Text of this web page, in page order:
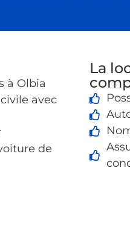
à Olbia
avec
de
La